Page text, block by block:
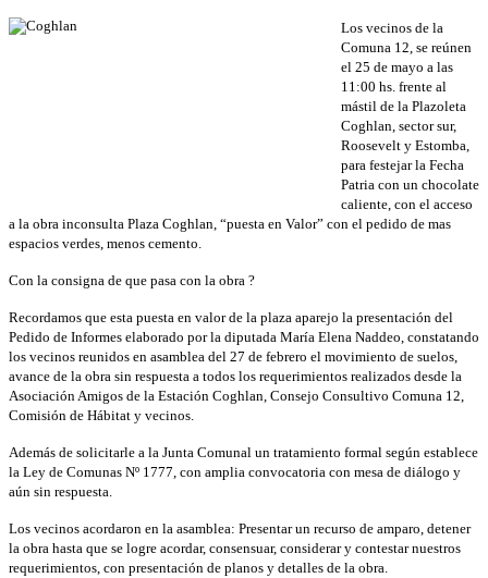
Los vecinos de la
Comuna 12, se reúnen
el 25 de mayo a las
11:00 hs. frente al
mástil de la Plazoleta
Coghlan, sector sur,
Roosevelt y Estomba,
para festejar la Fecha
Patria con un chocolate
caliente, con el acceso
a la obra inconsulta Plaza Coghlan, “puesta en Valor” con el pedido de mas
espacios verdes, menos cemento.
Con la consigna de que pasa con la obra ?
Recordamos que esta puesta en valor de la plaza aparejo la presentación del
Pedido de Informes elaborado por la diputada María Elena Naddeo, constatando
los vecinos reunidos en asamblea del 27 de febrero el movimiento de suelos,
avance de la obra sin respuesta a todos los requerimientos realizados desde la
Asociación Amigos de la Estación Coghlan, Consejo Consultivo Comuna 12,
Comisión de Hábitat y vecinos.
Además de solicitarle a la Junta Comunal un tratamiento formal según establece
la Ley de Comunas Nº 1777, con amplia convocatoria con mesa de diálogo y
aún sin respuesta.
Los vecinos acordaron en la asamblea: Presentar un recurso de amparo, detener
la obra hasta que se logre acordar, consensuar, considerar y contestar nuestros
requerimientos, con presentación de planos y detalles de la obra.